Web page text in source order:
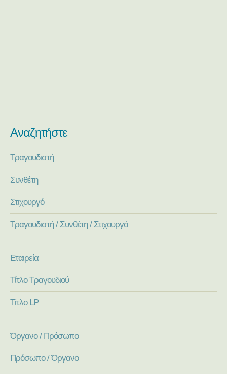
Αναζητήστε
Τραγουδιστή
Συνθέτη
Στιχουργό
Τραγουδιστή / Συνθέτη / Στιχουργό
Εταιρεία
Τίτλο Τραγουδιού
Τίτλο LP
Όργανο / Πρόσωπο
Πρόσωπο / Όργανο